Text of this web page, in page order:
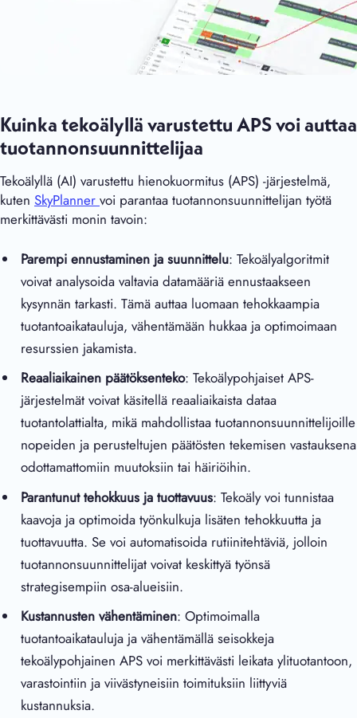
Kuinka tekoälyllä varustettu APS voi auttaa
tuotannonsuunnittelijaa
Tekoälyllä (AI) varustettu hienokuormitus (APS) -järjestelmä,
kuten SkyPlanner voi parantaa tuotannonsuunnittelijan työtä
merkittävästi monin tavoin:
Parempi ennustaminen ja suunnittelu: Tekoälyalgoritmit
voivat analysoida valtavia datamääriä ennustaakseen
kysynnän tarkasti. Tämä auttaa luomaan tehokkaampia
tuotantoaikatauluja, vähentämään hukkaa ja optimoimaan
resurssien jakamista.
Reaaliaikainen päätöksenteko: Tekoälypohjaiset APS-
järjestelmät voivat käsitellä reaaliaikaista dataa
tuotantolattialta, mikä mahdollistaa tuotannonsuunnittelijoille
nopeiden ja perusteltujen päätösten tekemisen vastauksena
odottamattomiin muutoksiin tai häiriöihin.
Parantunut tehokkuus ja tuottavuus: Tekoäly voi tunnistaa
kaavoja ja optimoida työnkulkuja lisäten tehokkuutta ja
tuottavuutta. Se voi automatisoida rutiinitehtäviä, jolloin
tuotannonsuunnittelijat voivat keskittyä työnsä
strategisempiin osa-alueisiin.
Kustannusten vähentäminen: Optimoimalla
tuotantoaikatauluja ja vähentämällä seisokkeja
tekoälypohjainen APS voi merkittävästi leikata ylituotantoon,
varastointiin ja viivästyneisiin toimituksiin liittyviä
kustannuksia.